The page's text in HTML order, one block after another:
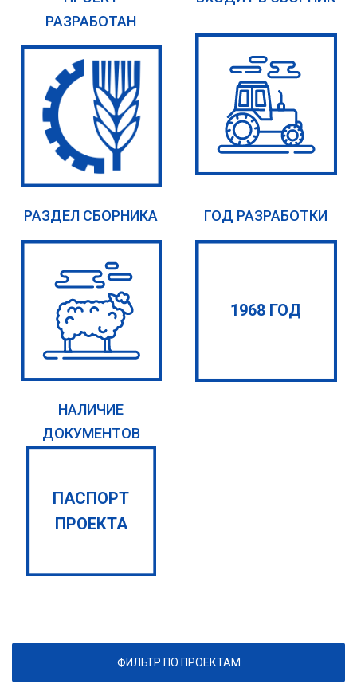
РАЗРАБОТАН
РАЗДЕЛ СБОРНИКА ГОД РАЗРАБОТКИ
1968 ГОД
НАЛИЧИЕ
ДОКУМЕНТОВ
ПАСПОРТ
ПРОЕКТА
ФИЛЬТР ПО ПРОЕКТАМ